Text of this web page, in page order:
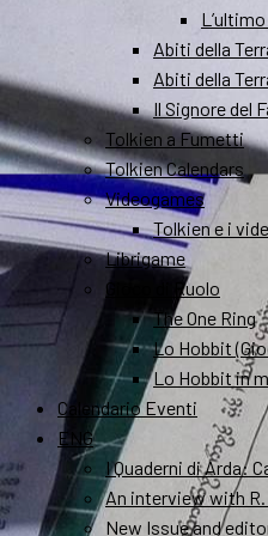
Abiti della
Abiti della
Il Signore del
Tolkien a Fumetti
Tolkien Calendars
Videogames
Tolkien e i
Librigame
Gioco di Ruolo
The One Ring
Lo Hobbit
Lo Hobbit in
Calendario Eventi
ENG
I Quaderni di Arda:
An interview with
New Issue and